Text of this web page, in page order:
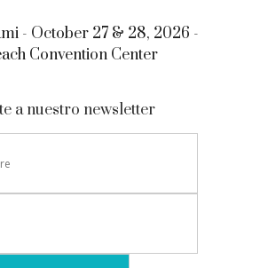
- October 27 & 28, 2026 -
Convention Center
a nuestro newsletter